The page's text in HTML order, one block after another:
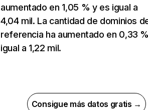
aumentado en 1,05 % y es igual a
4,04 mil. La cantidad de dominios
referencia ha aumentado en 0,33
igual a 1,22 mil.
Consigue más datos gratis →